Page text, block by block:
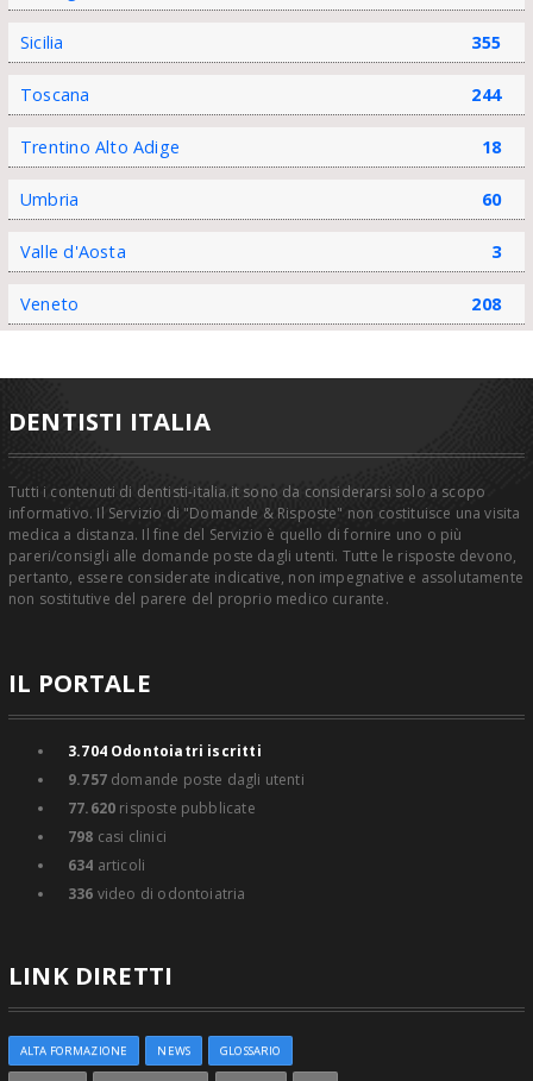
Sicilia 355
Toscana 244
Trentino Alto Adige 18
Umbria 60
Valle d'Aosta 3
Veneto 208
DENTISTI ITALIA
Tutti i contenuti di dentisti-italia.it sono da considerarsi solo a scopo
informativo. Il Servizio di "Domande & Risposte" non costituisce una visita
medica a distanza. Il fine del Servizio è quello di fornire uno o più
pareri/consigli alle domande poste dagli utenti. Tutte le risposte devono,
pertanto, essere considerate indicative, non impegnative e assolutamente
non sostitutive del parere del proprio medico curante.
IL PORTALE
3.704Odontoiatri iscritti
9.757domande poste dagli utenti
77.620 risposte pubblicate
798 casi clinici
634 articoli
336 video di odontoiatria
LINK DIRETTI
ALTA FORMAZIONE NEWS GLOSSARIO